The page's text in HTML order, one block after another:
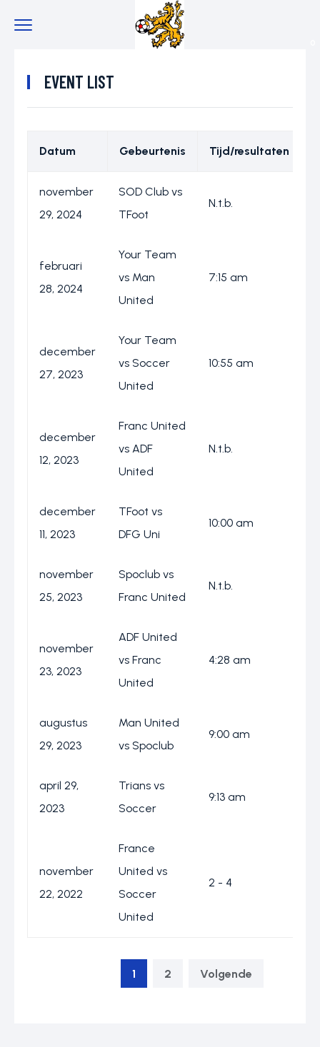
EVENT LIST
Datum Gebeurtenis Tijd/resultaten
november
29, 2024
SOD Club vs
TFoot
N.t.b.
februari
28, 2024
Your Team
vs Man
United
7:15 am
december
27, 2023
Your Team
vs Soccer
United
10:55 am
december
12, 2023
Franc United
vs ADF
United
N.t.b.
december
11, 2023
TFoot vs
DFG Uni
10:00 am
november
25, 2023
Spoclub vs
Franc United
N.t.b.
november
23, 2023
ADF United
vs Franc
United
4:28 am
augustus
29, 2023
Man United
vs Spoclub
9:00 am
april 29,
2023
Trians vs
Soccer
9:13 am
november
22, 2022
France
United vs
Soccer
United
2 - 4
1 2 Volgende